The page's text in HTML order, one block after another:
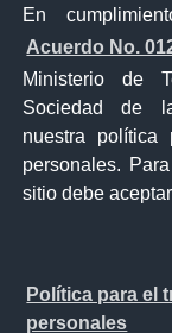
En
Acuerdo No.
Ministerio de
Sociedad de
nuestra política
personales.
sitio debe
Política para el
personales
Entérate